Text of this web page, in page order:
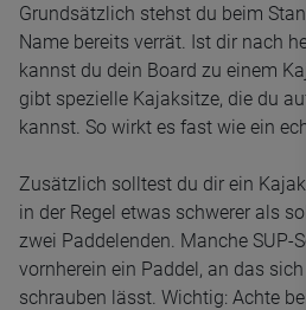
Grundsätzlich stehst du beim
Name bereits verrät. Ist dir nach
kannst du dein Board zu einem
gibt spezielle Kajaksitze, die du
kannst. So wirkt es fast wie ein
Zusätzlich solltest du dir ein
in der Regel etwas schwerer als
zwei Paddelenden. Manche SUP-
vornherein ein Paddel, an das sich
schrauben lässt. Wichtig: Achte